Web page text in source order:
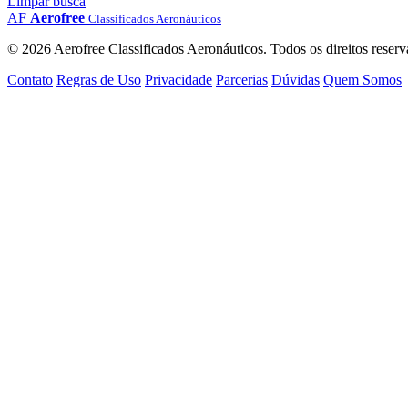
AF Aerofree Classificados Aeronáuticos
© 2026 Aerofree Classificados Aeronáuticos. Todos os direitos
Contato Regras de Uso Privacidade Parcerias Dúvidas Quem Somos